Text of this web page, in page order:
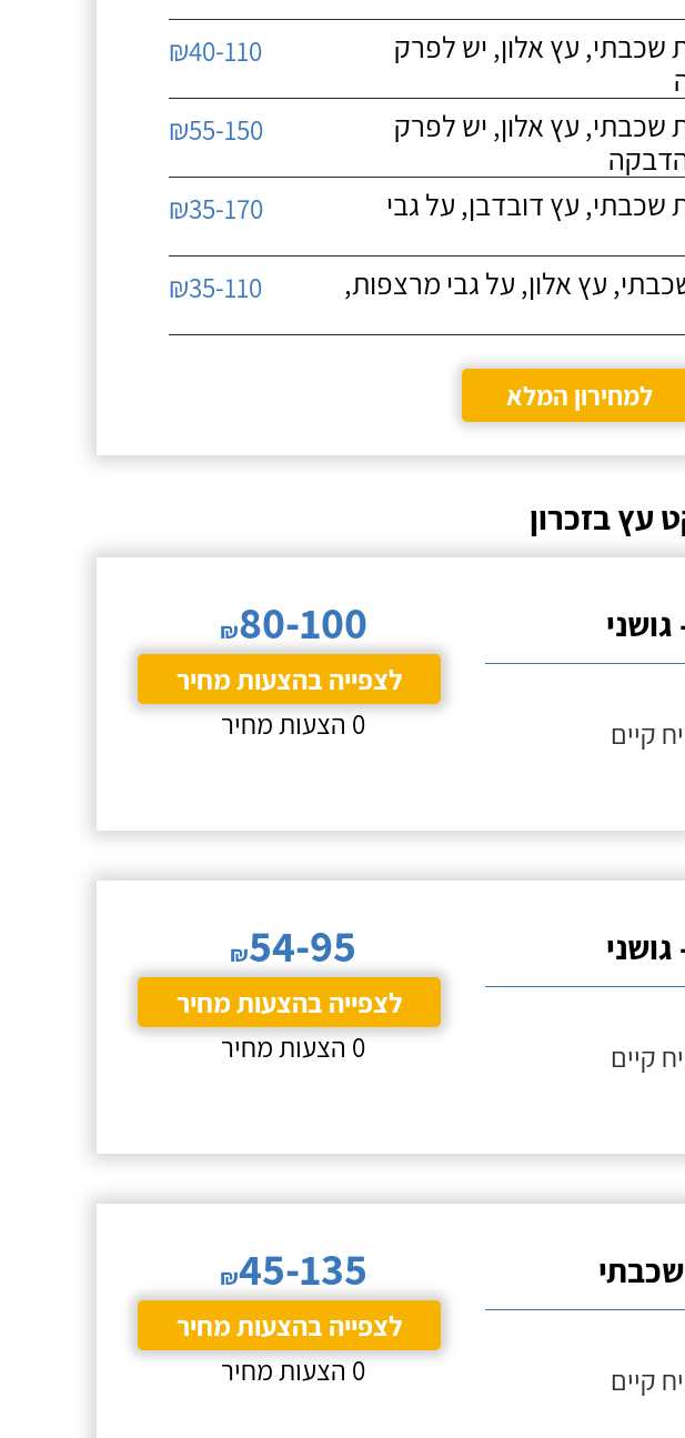
עץ אלון, יש לפרק
₪40-110
עץ אלון, יש לפרק
₪55-150
עץ דובדבן, על גבי
₪35-170
עץ אלון, על גבי מרצפות,
₪35-110
למחירון המלא
עץ בזכרון
קיים
₪80-100
לצפייה בהצעות מחיר
0 הצעות מחיר
קיים
₪54-95
לצפייה בהצעות מחיר
0 הצעות מחיר
קיים
₪45-135
לצפייה בהצעות מחיר
0 הצעות מחיר